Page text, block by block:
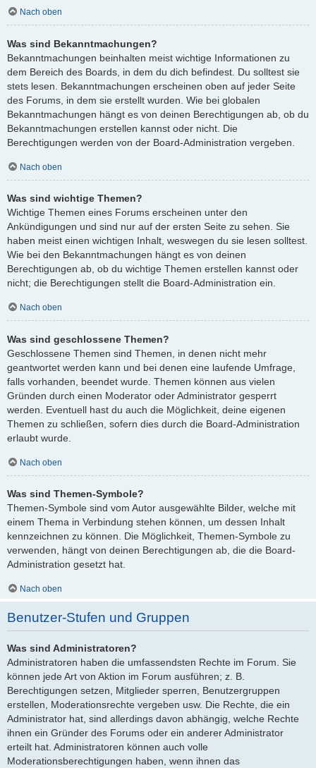
Nach oben
Was sind Bekanntmachungen?
Bekanntmachungen beinhalten meist wichtige Informationen zu
dem Bereich des Boards, in dem du dich befindest. Du solltest sie
stets lesen. Bekanntmachungen erscheinen oben auf jeder Seite
des Forums, in dem sie erstellt wurden. Wie bei globalen
Bekanntmachungen hängt es von deinen Berechtigungen ab, ob du
Bekanntmachungen erstellen kannst oder nicht. Die
Berechtigungen werden von der Board-Administration vergeben.
Nach oben
Was sind wichtige Themen?
Wichtige Themen eines Forums erscheinen unter den
Ankündigungen und sind nur auf der ersten Seite zu sehen. Sie
haben meist einen wichtigen Inhalt, weswegen du sie lesen solltest.
Wie bei den Bekanntmachungen hängt es von deinen
Berechtigungen ab, ob du wichtige Themen erstellen kannst oder
nicht; die Berechtigungen stellt die Board-Administration ein.
Nach oben
Was sind geschlossene Themen?
Geschlossene Themen sind Themen, in denen nicht mehr
geantwortet werden kann und bei denen eine laufende Umfrage,
falls vorhanden, beendet wurde. Themen können aus vielen
Gründen durch einen Moderator oder Administrator gesperrt
werden. Eventuell hast du auch die Möglichkeit, deine eigenen
Themen zu schließen, sofern dies durch die Board-Administration
erlaubt wurde.
Nach oben
Was sind Themen-Symbole?
Themen-Symbole sind vom Autor ausgewählte Bilder, welche mit
einem Thema in Verbindung stehen können, um dessen Inhalt
kennzeichnen zu können. Die Möglichkeit, Themen-Symbole zu
verwenden, hängt von deinen Berechtigungen ab, die die Board-
Administration gesetzt hat.
Nach oben
Benutzer-Stufen und Gruppen
Was sind Administratoren?
Administratoren haben die umfassendsten Rechte im Forum. Sie
können jede Art von Aktion im Forum ausführen; z. B.
Berechtigungen setzen, Mitglieder sperren, Benutzergruppen
erstellen, Moderationsrechte vergeben usw. Die Rechte, die ein
Administrator hat, sind allerdings davon abhängig, welche Rechte
ihnen ein Gründer des Forums oder ein anderer Administrator
erteilt hat. Administratoren können auch volle
Moderationsberechtigungen haben, wenn ihnen das